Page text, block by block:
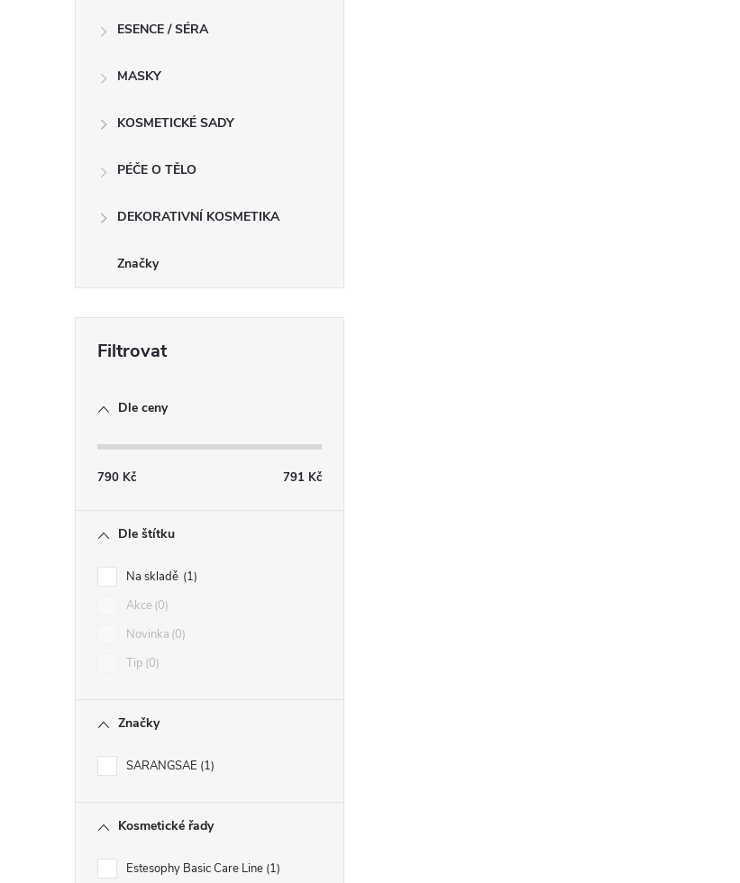
ESENCE / SÉRA
MASKY
KOSMETICKÉ SADY
PÉČE O TĚLO
DEKORATIVNÍ KOSMETIKA
Značky
Dle ceny
790 Kč 791 Kč
Dle štítku
Na skladě 1
Akce 0
Novinka 0
Tip 0
Značky
SARANGSAE 1
Kosmetické řady
Estesophy Basic Care Line 1